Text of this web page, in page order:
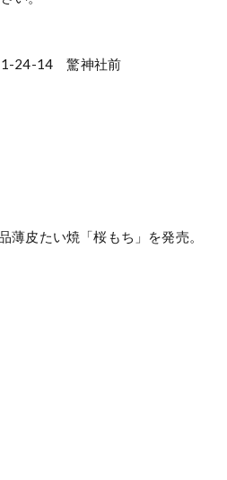
1-24-14 驚神社前
薄皮たい焼「桜もち」を発売。